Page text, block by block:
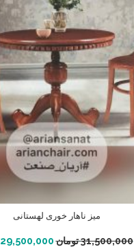
میز ناهار خوری لهستانی
31,500,000تومان 29,500,000
افزودن به سبد خرید